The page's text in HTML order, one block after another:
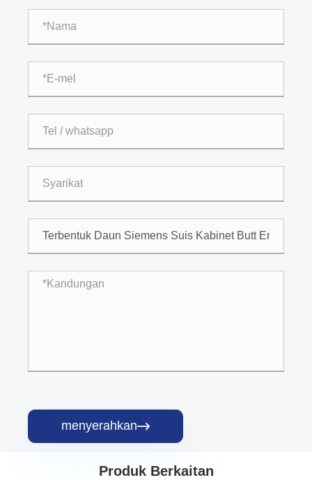
menyerahkan
Produk Berkaitan